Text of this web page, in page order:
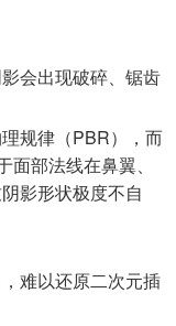
会出现破碎、锯齿
规律（PBR），而
面部法线在鼻翼、
影形状极度不自
难以还原二次元插